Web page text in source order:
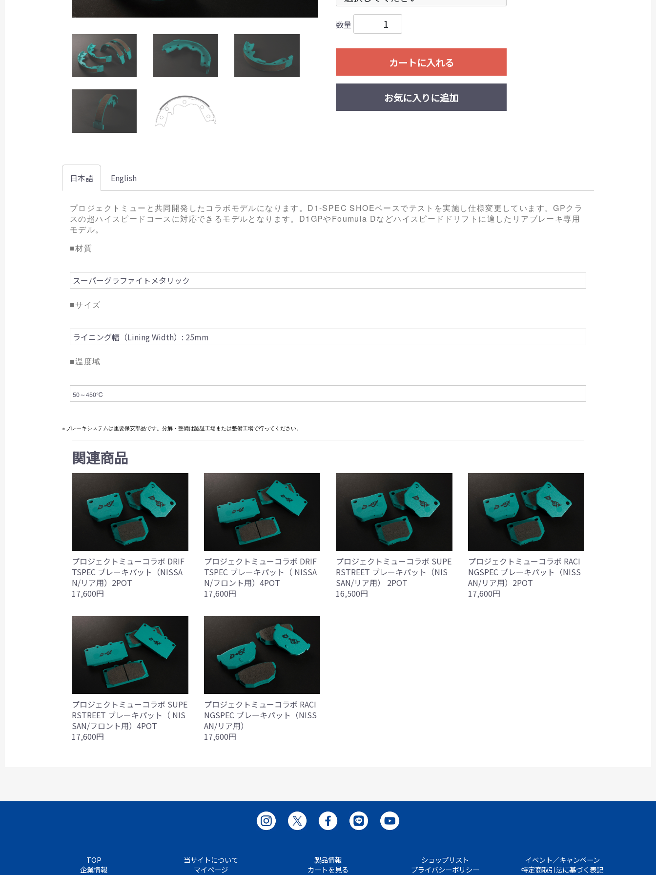
数量
カートに入れる
お気に入りに追加
日本語 English
プロジェクトミューと共同開発したコラボモデルになります。D1-SPEC SHOEベースでテストを実施し仕様変更しています。GPクラ
スの超ハイスピードコースに対応できるモデルとなります。D1GPやFoumula Dなどハイスピードドリフトに適したリアブレーキ専用
モデル。
■材質
スーパーグラファイトメタリック
■サイズ
ライニング幅（Lining Width）: 25mm
■温度域
50～450℃
※ブレーキシステムは重要保安部品です。分解・整備は認証工場または整備工場で行ってください。
関連商品
プロジェクトミューコラボ DRIF
TSPEC ブレーキパット（NISSA
N/リア用）2POT
17,600円
プロジェクトミューコラボ DRIF
TSPEC ブレーキパット（ NISSA
N/フロント用）4POT
17,600円
プロジェクトミューコラボ SUPE
RSTREET ブレーキパット（NIS
SAN/リア用） 2POT
16,500円
プロジェクトミューコラボ RACI
NGSPEC ブレーキパット（NISS
AN/リア用）2POT
17,600円
プロジェクトミューコラボ SUPE
RSTREET ブレーキパット（ NIS
SAN/フロント用）4POT
17,600円
プロジェクトミューコラボ RACI
NGSPEC ブレーキパット（NISS
AN/リア用）
17,600円
TOP 当サイトについて 製品情報 ショップリスト
イベント／キャンペーン
企業情報
マイページ カートを見る プライバシーポリシー
特定商取引法に基づく表記